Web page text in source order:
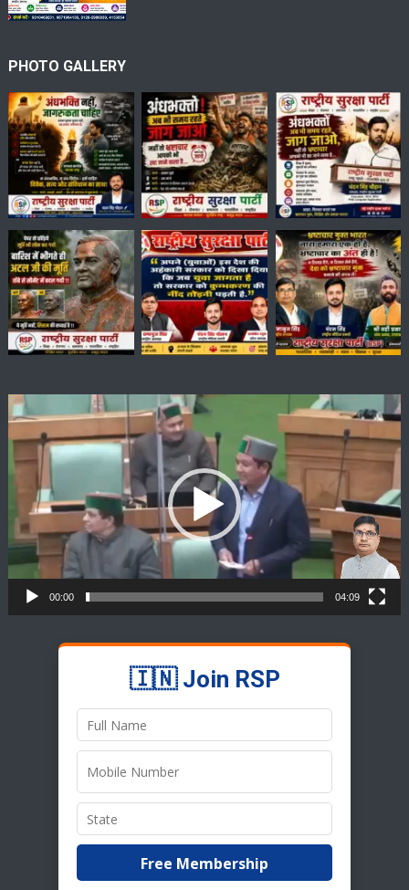
PHOTO GALLERY
Video
Player
00:00 04:09
🇮🇳 Join RSP
Free Membership